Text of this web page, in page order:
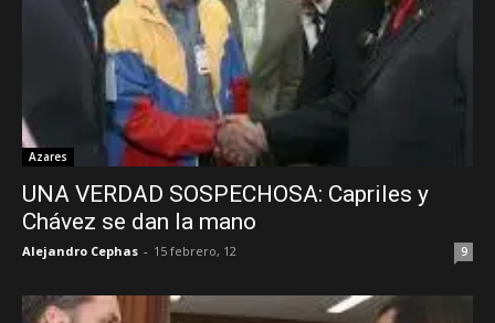
Azares
UNA VERDAD SOSPECHOSA: Capriles y
Chávez se dan la mano
Alejandro Cephas - 15 febrero, 12 9